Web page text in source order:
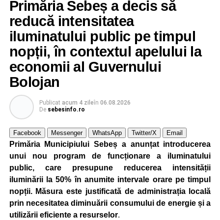
Primăria Sebeș a decis să
reducă intensitatea
iluminatului public pe timpul
nopții, în contextul apelului la
economii al Guvernului
Bolojan
Publicat acum 4 zileîn 06.08.2026
De sebesinfo.ro
Facebook Messenger WhatsApp Twitter/X Email
Primăria Municipiului Sebeș a anunțat introducerea
unui nou program de funcționare a iluminatului
public, care presupune reducerea intensității
iluminării la 50% în anumite intervale orare pe timpul
nopții. Măsura este justificată de administrația locală
prin necesitatea diminuării consumului de energie și a
utilizării eficiente a resurselor.